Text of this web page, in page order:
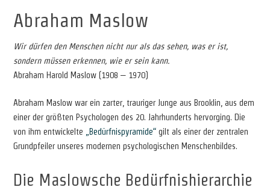
Abraham Maslow
Wir dürfen den Menschen nicht nur als das sehen, was er ist,
sondern müssen erkennen, wie er sein kann.
Abraham Harold Maslow (1908 – 1970)
Abraham Maslow war ein zarter, trauriger Junge aus Brooklin, aus dem
einer der größten Psychologen des 20. Jahrhunderts hervorging. Die
von ihm entwickelte
„Bedürfnispyramide“ gilt als einer der zentralen
Grundpfeiler unseres modernen psychologischen Menschenbildes.
Die Maslowsche Bedürfnishierarchie